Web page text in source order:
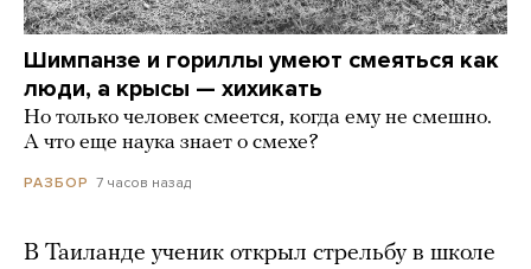
Шимпанзе и гориллы умеют смеяться как
люди, а крысы — хихикать
Но только человек смеется, когда ему не смешно.
А что еще наука знает о смехе?
РАЗБОР 7 часов назад
В Таиланде ученик открыл стрельбу в школе